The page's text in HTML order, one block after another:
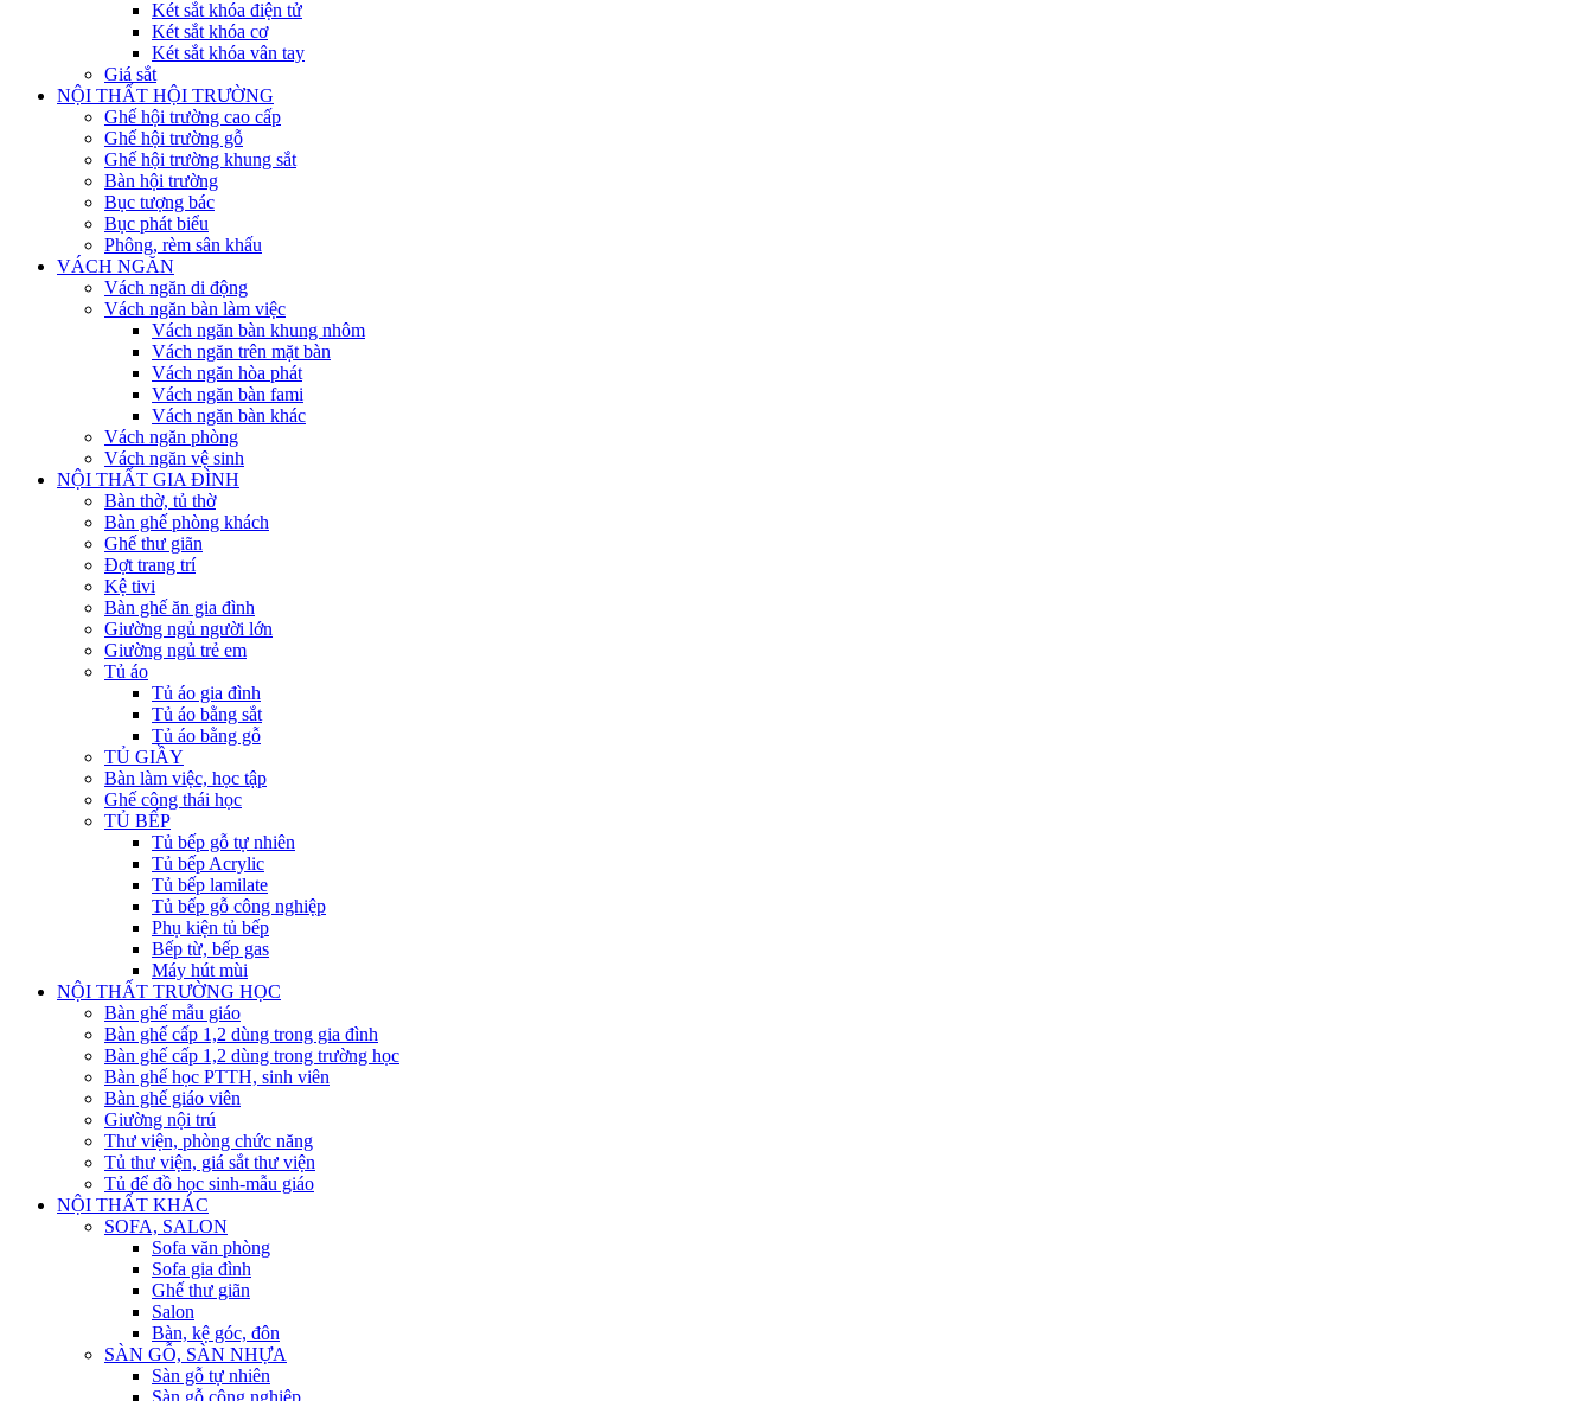
Két sắt khóa điện tử
Két sắt khóa cơ
Két sắt khóa vân tay
Giá sắt
NỘI THẤT HỘI TRƯỜNG
Ghế hội trường cao cấp
Ghế hội trường gỗ
Ghế hội trường khung sắt
Bàn hội trường
Bục tượng bác
Bục phát biểu
Phông, rèm sân khấu
VÁCH NGĂN
Vách ngăn di động
Vách ngăn bàn làm việc
Vách ngăn bàn khung nhôm
Vách ngăn trên mặt bàn
Vách ngăn hòa phát
Vách ngăn bàn fami
Vách ngăn bàn khác
Vách ngăn phòng
Vách ngăn vệ sinh
NỘI THẤT GIA ĐÌNH
Bàn thờ, tủ thờ
Bàn ghế phòng khách
Ghế thư giãn
Đợt trang trí
Kệ tivi
Bàn ghế ăn gia đình
Giường ngủ người lớn
Giường ngủ trẻ em
Tủ áo
Tủ áo gia đình
Tủ áo bằng sắt
Tủ áo bằng gỗ
TỦ GIẦY
Bàn làm việc, học tập
Ghế công thái học
TỦ BẾP
Tủ bếp gỗ tự nhiên
Tủ bếp Acrylic
Tủ bếp lamilate
Tủ bếp gỗ công nghiệp
Phụ kiện tủ bếp
Bếp từ, bếp gas
Máy hút mùi
NỘI THẤT TRƯỜNG HỌC
Bàn ghế mẫu giáo
Bàn ghế cấp 1,2 dùng trong gia đình
Bàn ghế cấp 1,2 dùng trong trường học
Bàn ghế học PTTH, sinh viên
Bàn ghế giáo viên
Giường nội trú
Thư viện, phòng chức năng
Tủ thư viện, giá sắt thư viện
Tủ để đồ học sinh-mẫu giáo
NỘI THẤT KHÁC
SOFA, SALON
Sofa văn phòng
Sofa gia đình
Ghế thư giãn
Salon
Bàn, kệ góc, đôn
SÀN GỖ, SÀN NHỰA
Sàn gỗ tự nhiên
Sàn gỗ công nghiệp